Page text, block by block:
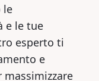
le
e le tue
esperto ti
e